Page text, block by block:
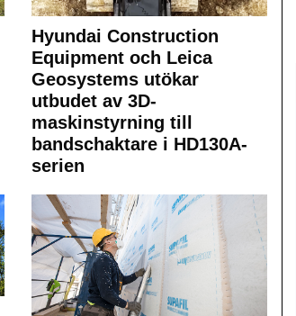
Hyundai Construction
Equipment och Leica
Geosystems utökar
utbudet av 3D-
maskinstyrning till
bandschaktare i HD130A-
serien